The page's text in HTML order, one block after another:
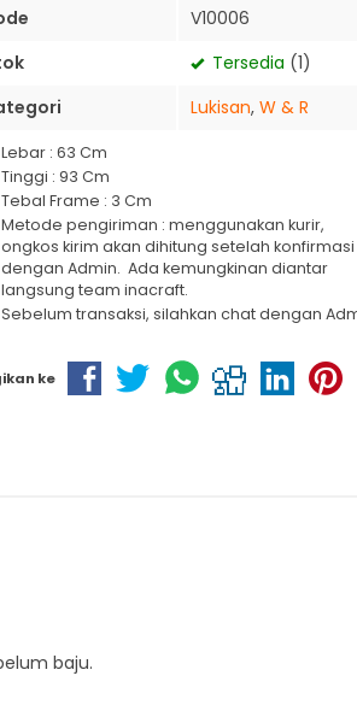
V10006
Tersedia (1)
Lukisan, W & R
Lebar : 63 Cm
Tinggi : 93 Cm
Tebal Frame : 3 Cm
Metode pengiriman : menggunakan kurir,
ongkos kirim akan dihitung setelah konfirmasi
dengan Admin. Ada kemungkinan diantar
langsung team inacraft.
Sebelum transaksi, silahkan chat dengan
ke
baju.